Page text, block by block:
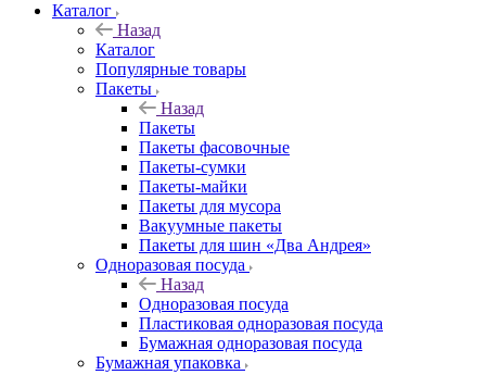
Каталог
Назад
Каталог
Популярные товары
Пакеты
Назад
Пакеты
Пакеты фасовочные
Пакеты-сумки
Пакеты-майки
Пакеты для мусора
Вакуумные пакеты
Пакеты для шин «Два Андрея»
Одноразовая посуда
Назад
Одноразовая посуда
Пластиковая одноразовая посуда
Бумажная одноразовая посуда
Бумажная упаковка